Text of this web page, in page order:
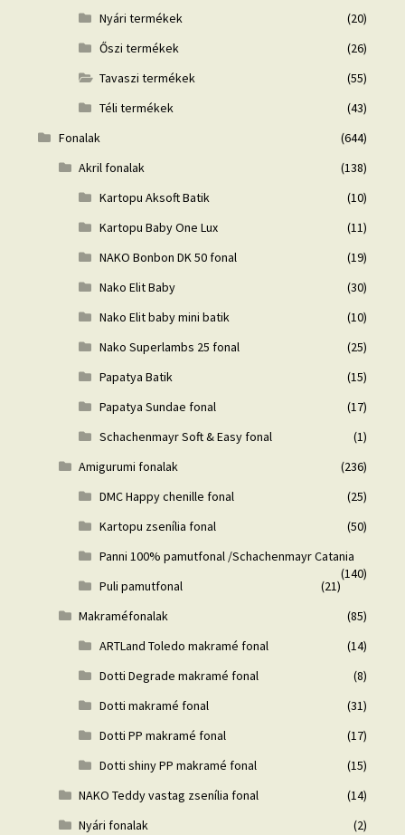
Nyári termékek
(20)
Őszi termékek
(26)
Tavaszi termékek
(55)
Téli termékek
(43)
Fonalak
(644)
Akril fonalak
(138)
Kartopu Aksoft Batik
(10)
Kartopu Baby One Lux
(11)
NAKO Bonbon DK 50 fonal
(19)
Nako Elit Baby
(30)
Nako Elit baby mini batik
(10)
Nako Superlambs 25 fonal
(25)
Papatya Batik
(15)
Papatya Sundae fonal
(17)
Schachenmayr Soft & Easy fonal
(1)
Amigurumi fonalak
(236)
DMC Happy chenille fonal
(25)
Kartopu zsenília fonal
(50)
Panni 100% pamutfonal /Schachenmayr Catania
(140)
Puli pamutfonal
(21)
Makraméfonalak
(85)
ARTLand Toledo makramé fonal
(14)
Dotti Degrade makramé fonal
(8)
Dotti makramé fonal
(31)
Dotti PP makramé fonal
(17)
Dotti shiny PP makramé fonal
(15)
NAKO Teddy vastag zsenília fonal
(14)
Nyári fonalak
(2)